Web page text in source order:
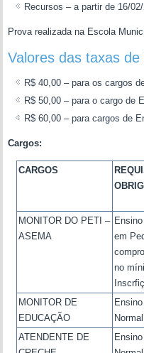
Recursos – a partir de 16/
Prova realizada na Escola
Valores das taxas de
R$ 40,00 – para os cargos
R$ 50,00 – para o cargo de
R$ 60,00 – para cargos de
Cargos:
CARGOS
MONITOR DO PETI –
ASEMA
em
no
MONITOR DE
EDUCAÇÃO
ATENDENTE DE